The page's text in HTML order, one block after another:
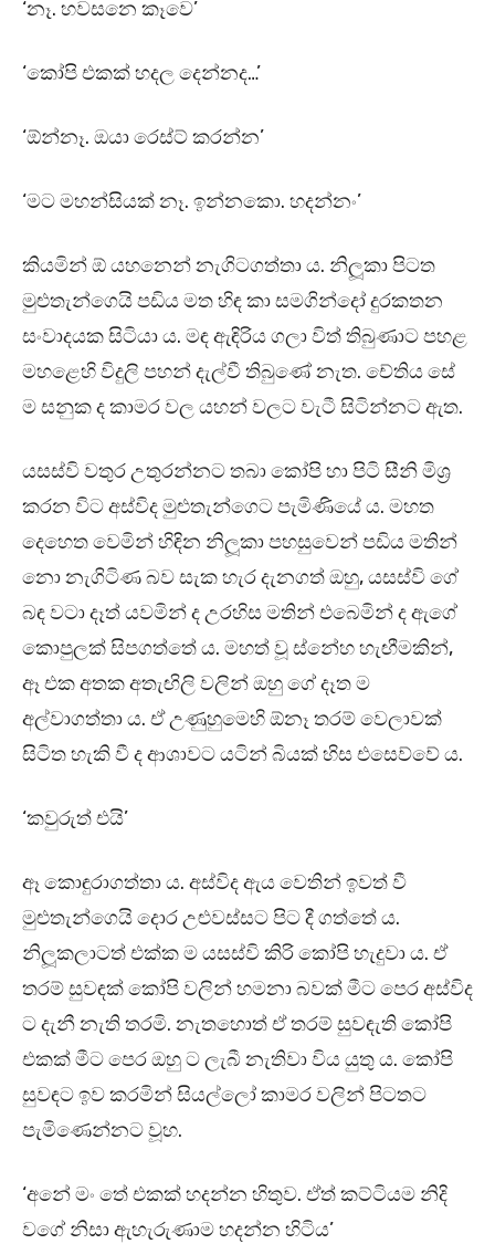
‘නෑ. හවසනෙ කෑවෙ’
‘කෝපි එකක් හදල දෙන්නද…’
‘ඕන්නෑ. ඔයා රෙස්ට් කරන්න’
‘මට මහන්සියක් නෑ. ඉන්නකො. හදන්නං’
කියමින් ඕ යහනෙන් නැගිටගත්තා ය. නිලූකා පිටත
මුළුතැන්ගෙයි පඩිය මත හිඳ කා සමගින්දෝ දුරකතන
සංවාදයක සිටියා ය. මඳ ඇඳිරිය ගලා විත් තිබුණාට පහළ
මහළෙහි විදුලි පහන් දැල්වී තිබුණේ නැත. චේතිය සේ
ම සනුක ද කාමර වල යහන් වලට වැටී සිටින්නට ඇත.
යසස්වි වතුර උතුරන්නට තබා කෝපි හා පිටි සීනි මිශ්‍ර
කරන විට අස්විද මුළුතැන්ගෙට පැමිණියේ ය. මහත
දෙහෙත වෙමින් හිඳින නිලූකා පහසුවෙන් පඩිය මතින්
නො නැගිටිණ බව සැක හැර දැනගත් ඔහු, යසස්වි ගේ
බඳ වටා දෑත් යවමින් ද උරහිස මතින් එබෙමින් ද ඇගේ
කොපුලක් සිපගත්තේ ය. මහත් වූ ස්නේහ හැඟීමකින්,
ඈ එක අතක අතැඟිලි වලින් ඔහු ගේ දෑත ම
අල්වාගත්තා ය. ඒ උණුහුමෙහි ඕනෑ තරම් වෙලාවක්
සිටිත හැකි වී ද ආශාවට යටින් බියක් හිස එසෙව්වේ ය.
‘කවුරුත් එයි’
ඈ කොඳුරාගත්තා ය. අස්විද ඇය වෙතින් ඉවත් වී
මුළුතැන්ගෙයි දොර උළුවස්සට පිට දී ගත්තේ ය.
නිලූකලාටත් එක්ක ම යසස්වි කිරි කෝපි හැදුවා ය. ඒ
තරම් සුවඳක් කෝපි වලින් හමනා බවක් මීට පෙර අස්විද
ට දැනී නැති තරමි. නැතහොත් ඒ තරම් සුවඳැති කෝපි
එකක් මීට පෙර ඔහු ට ලැබී නැතිවා විය යුතු ය. කෝපි
සුවඳට ඉව කරමින් සියල්ලෝ කාමර වලින් පිටතට
පැමිණෙන්නට වූහ.
‘අනේ මං තේ එකක් හදන්න හිතුව. ඒත් කට්ටියම නිදි
වගේ නිසා ඇහැරුණාම හදන්න හිටිය’